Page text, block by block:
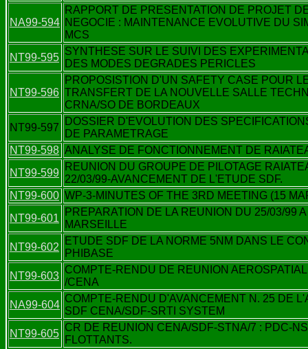
NA99-594
RAPPORT DE PRESENTATION DE PROJET
NEGOCIE : MAINTENANCE EVOLUTIVE DU
MCS
NT99-595
SYNTHESE SUR LE SUIVI DES
DES MODES DEGRADES PERICLES
NT99-596
PROPOSISTION D'UN SAFETY CASE POUR
TRANSFERT DE LA NOUVELLE SALLE
CRNA/SO DE BORDEAUX
NT99-597
DOSSIER D'EVOLUTION DES
DE PARAMETRAGE
NT99-598 ANALYSE DE FONCTIONNEMENT DE
NT99-599
REUNION DU GROUPE DE PILOTAGE
22/03/99-AVANCEMENT DE L'ETUDE SDF.
NT99-600 WP-3-MINUTES OF THE 3RD MEETING (15
NT99-601
PREPARATION DE LA REUNION DU 25/03/99 A
MARSEILLE
NT99-602
ETUDE SDF DE LA NORME 5NM DANS LE
PHIBASE
NT99-603
COMPTE-RENDU DE REUNION
/CENA
NA99-604
COMPTE-RENDU D'AVANCEMENT N. 25 DE
SDF CENA/SDF-SRTI SYSTEM
NT99-605
CR DE REUNION CENA/SDF-STNA/7 : PDC-
FLOTTANTS.